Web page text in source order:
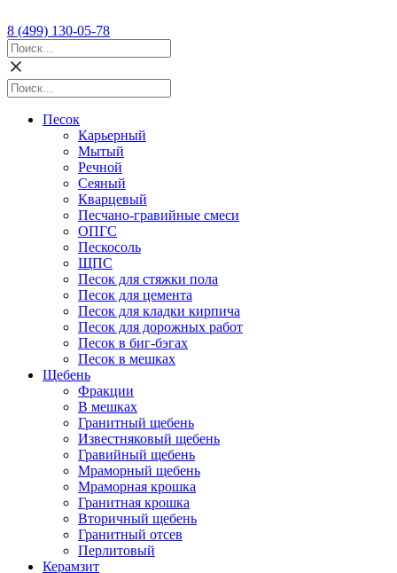
8 (499) 130-05-78
Песок
Карьерный
Мытый
Речной
Сеяный
Кварцевый
Песчано-гравийные смеси
ОПГС
Пескосоль
ЩПС
Песок для стяжки пола
Песок для цемента
Песок для кладки кирпича
Песок для дорожных работ
Песок в биг-бэгах
Песок в мешках
Щебень
Фракции
В мешках
Гранитный щебень
Известняковый щебень
Гравийный щебень
Мраморный щебень
Мраморная крошка
Гранитная крошка
Вторичный щебень
Гранитный отсев
Перлитовый
Керамзит